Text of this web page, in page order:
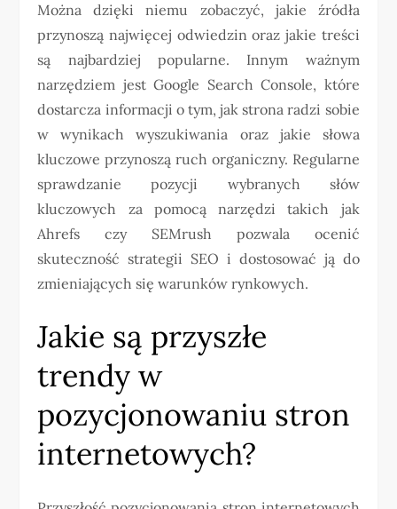
Można dzięki niemu zobaczyć, jakie źródła
przynoszą najwięcej odwiedzin oraz jakie treści
są najbardziej popularne. Innym ważnym
narzędziem jest Google Search Console, które
dostarcza informacji o tym, jak strona radzi sobie
w wynikach wyszukiwania oraz jakie słowa
kluczowe przynoszą ruch organiczny. Regularne
sprawdzanie pozycji wybranych słów
kluczowych za pomocą narzędzi takich jak
Ahrefs czy SEMrush pozwala ocenić
skuteczność strategii SEO i dostosować ją do
zmieniających się warunków rynkowych.
Jakie są przyszłe
trendy w
pozycjonowaniu stron
internetowych?